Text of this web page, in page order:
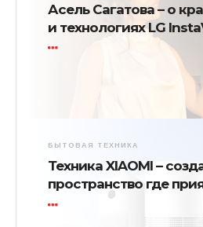
Асель Сагатова – о
и технологиях LG
БЫТОВАЯ ТЕХНИКА
Техника XIAOMI –
пространство где